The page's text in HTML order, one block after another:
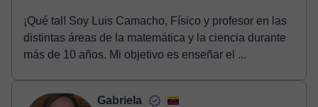
¡Qué tal! Soy Luis Camacho, Físico y profesor en las
distintas áreas de la matemática y la ciencia durante
más de 10 años. Mi objetivo es enseñar el ...
Gabriela